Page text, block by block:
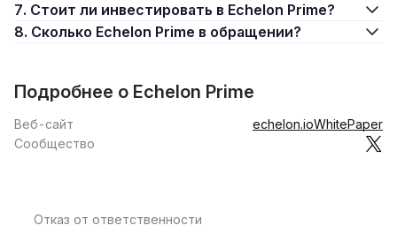
7. Стоит ли инвестировать в Echelon Prime?
8. Сколько Echelon Prime в обращении?
Подробнее о Echelon Prime
Веб-сайт echelon.ioWhitePaper
Сообщество
Отказ от ответственности